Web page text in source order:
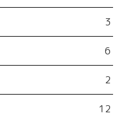
3
6
2
12